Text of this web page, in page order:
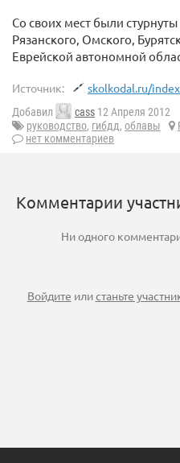
Со своих мест были
Рязанского, Омского,
Еврейской автономной
Источник: skolkodal.ru/
Добавил cass 12 Апреля 2012
руководство, гибдд, облавы
нет комментариев
Комментарии
Ни одного
Войдите илистаньте